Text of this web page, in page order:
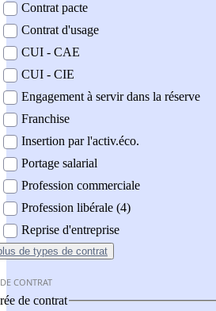
Contrat pacte
Contrat d'usage
CUI - CAE
CUI - CIE
Engagement à servir dans la réserve
Franchise
Insertion par l'activ.éco.
Portage salarial
Profession commerciale
Profession libérale (4)
Reprise d'entreprise
de types de contrat
CONTRAT
de contrat